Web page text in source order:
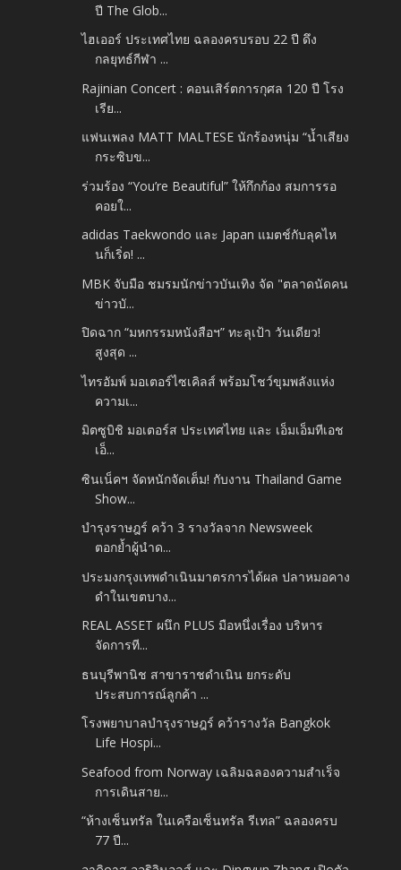
ปี The Glob...
ไฮเออร์ ประเทศไทย ฉลองครบรอบ 22 ปี ดึง
กลยุทธ์กีฬา ...
Rajinian Concert : คอนเสิร์ตการกุศล 120 ปี โรง
เรีย...
แฟนเพลง MATT MALTESE นักร้องหนุ่ม “น้ำเสียง
กระซิบข...
ร่วมร้อง “You’re Beautiful” ให้กึกก้อง สมการรอ
คอยใ...
adidas Taekwondo และ Japan แมตช์กับลุคไห
นก็เริ่ด! ...
MBK จับมือ ชมรมนักข่าวบันเทิง จัด "ตลาดนัดคน
ข่าวบั...
ปิดฉาก “มหกรรมหนังสือฯ” ทะลุเป้า วันเดียว!
สูงสุด ...
ไทรอัมพ์ มอเตอร์ไซเคิลส์ พร้อมโชว์ขุมพลังแห่ง
ความเ...
มิตซูบิชิ มอเตอร์ส ประเทศไทย และ เอ็มเอ็มทีเอช
เอ็...
ซินเน็คฯ จัดหนักจัดเต็ม! กับงาน Thailand Game
Show...
บำรุงราษฎร์ คว้า 3 รางวัลจาก Newsweek
ตอกย้ำผู้นำด...
ประมงกรุงเทพดำเนินมาตรการได้ผล ปลาหมอคาง
ดำในเขตบาง...
REAL ASSET ผนึก PLUS มือหนึ่งเรื่อง บริหาร
จัดการที...
ธนบุรีพานิช สาขาราชดำเนิน ยกระดับ
ประสบการณ์ลูกค้า ...
โรงพยาบาลบำรุงราษฎร์ คว้ารางวัล Bangkok
Life Hospi...
Seafood from Norway เฉลิมฉลองความสำเร็จ
การเดินสาย...
“ห้างเซ็นทรัล ในเครือเซ็นทรัล รีเทล” ฉลองครบ
77 ปี...